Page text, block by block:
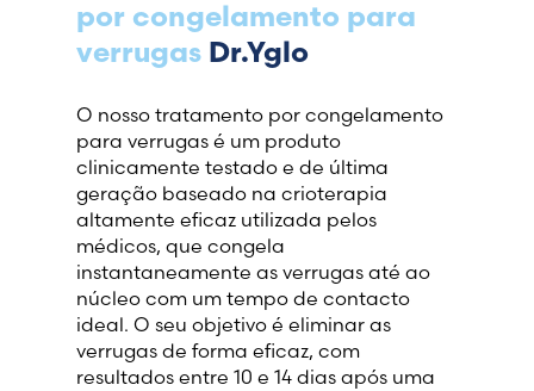
por congelamento para
verrugas Dr.Yglo
O nosso tratamento por congelamento
para verrugas é um produto
clinicamente testado e de última
geração baseado na crioterapia
altamente eficaz utilizada pelos
médicos, que congela
instantaneamente as verrugas até ao
núcleo com um tempo de contacto
ideal. O seu objetivo é eliminar as
verrugas de forma eficaz, com
resultados entre 10 e 14 dias após uma